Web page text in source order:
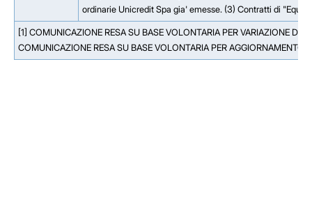
ordinarie Unicredit Spa gia' emesse. (3) Contratti di
[1] COMUNICAZIONE RESA SU BASE VOLONTARIA PER VARIAZIONE
COMUNICAZIONE RESA SU BASE VOLONTARIA PER AGGIORNAMENTO